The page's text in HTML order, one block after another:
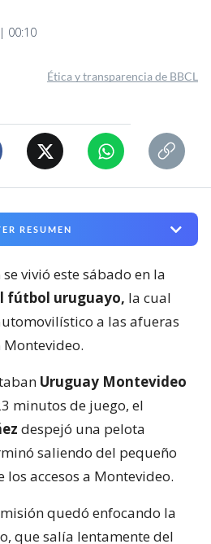
00:10
Ética y transparencia de BBCL
RESUMEN
vivió este sábado en la
fútbol uruguayo, la cual
a las afueras
Montevideo.
Uruguay Montevideo
minutos de juego, el
despejó una pelota
saliendo del pequeño
accesos a Montevideo.
quedó enfocando la
que salía lentamente del